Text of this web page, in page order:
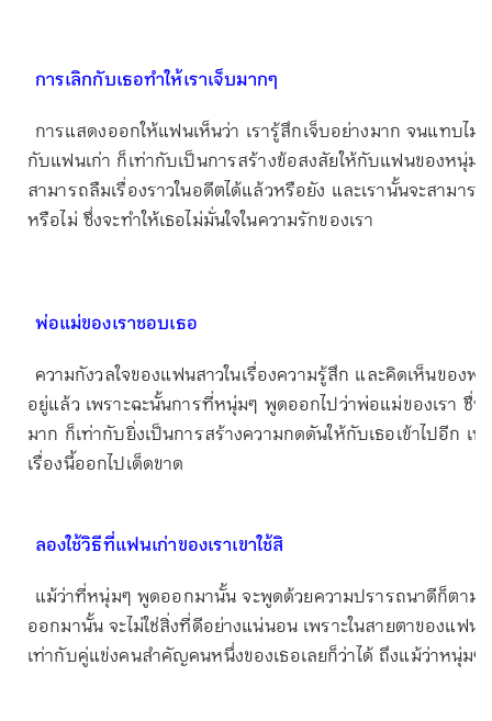
การเลิกกับเธอทำให้เราเจ็บมากๆ
การแสดงออกให้แฟนเห็นว่า เรารู้สึกเจ็บอย่างมาก จนแทบไ
กับแฟนเก่า ก็เท่ากับเป็นการสร้างข้อสงสัยให้กับแฟนของหนุ่ม
สามารถลืมเรื่องราวในอดีตได้แล้วหรือยัง และเรานั้นจะสามาร
หรือไม่ ซึ่งจะทำให้เธอไม่มั่นใจในความรักของเรา
พ่อแม่ของเราชอบเธอ
ความกังวลใจของแฟนสาวในเรื่องความรู้สึก และคิดเห็นของ
อยู่แล้ว เพราะฉะนั้นการที่หนุ่มๆ พูดออกไปว่าพ่อแม่ของเรา ชื่น
มาก ก็เท่ากับยิ่งเป็นการสร้างความกดดันให้กับเธอเข้าไปอีก เ
เรื่องนี้ออกไปเด็ดขาด
ลองใช้วิธีที่แฟนเก่าของเราเขาใช้สิ
แม้ว่าที่หนุ่มๆ พูดออกมานั้น จะพูดด้วยความปรารถนาดีก็ตาม
ออกมานั้น จะไม่ใช่สิ่งที่ดีอย่างแน่นอน เพราะในสายตาของแฟน
เท่ากับคู่แข่งคนสำคัญคนหนึ่งของเธอเลยก็ว่าได้ ถึงแม้ว่าหนุ่มๆ